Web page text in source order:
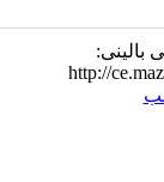
بالینی:
http://